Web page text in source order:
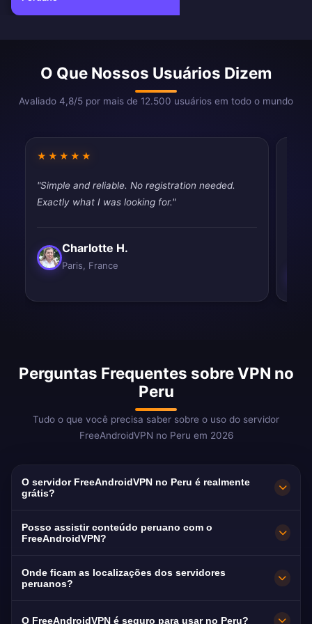
O Que Nossos Usuários Dizem
Avaliado 4,8/5 por mais de 12.500 usuários em todo o mundo
★★★★★
"Simple and reliable. No registration needed.
Exactly what I was looking for."
Charlotte H.
Paris, France
Perguntas Frequentes sobre VPN no
Peru
Tudo o que você precisa saber sobre o uso do servidor
FreeAndroidVPN no Peru em 2026
O servidor FreeAndroidVPN no Peru é realmente
grátis?
Sim! O servidor FreeAndroidVPN no Peru é
100% grátis. Essencial para mais de 3 milhões
Posso assistir conteúdo peruano com o
FreeAndroidVPN?
TV e Latina com streaming suave em espanhol.
Onde ficam as localizações dos servidores
peruanos?
O FreeAndroidVPN é seguro para usar no Peru?